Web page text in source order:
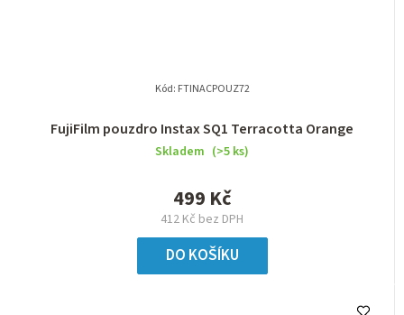
FujiFilm pouzdro Instax SQ1 Terracotta Orange
Skladem (>5 ks)
412 Kč bez DPH
499 Kč
DO KOŠÍKU
Kód: FTINACPOUZ72